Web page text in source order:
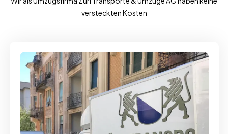
versteckten Kosten